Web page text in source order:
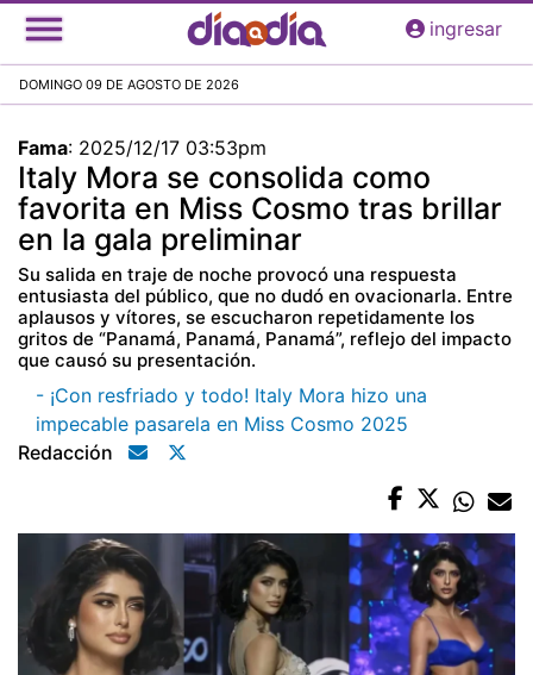
Pasar
al
principal
ingresar
DOMINGO 09 DE AGOSTO DE 2026
Fama: 2025/12/17 03:53pm
Italy Mora se consolida como
favorita en Miss Cosmo tras brillar
en la gala preliminar
Su salida en traje de noche provocó una respuesta
entusiasta del público, que no dudó en ovacionarla. Entre
aplausos y vítores, se escucharon repetidamente los
gritos de “Panamá, Panamá, Panamá”, reflejo del impacto
que causó su presentación.
- ¡Con resfriado y todo! Italy Mora hizo una
impecable pasarela en Miss Cosmo 2025
Redacción